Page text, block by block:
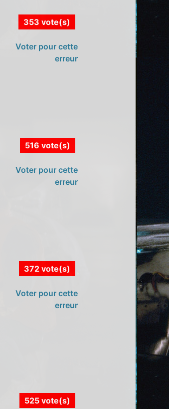
353 vote(s)
Voter pour cette
erreur
516 vote(s)
Voter pour cette
erreur
372 vote(s)
Voter pour cette
erreur
525 vote(s)